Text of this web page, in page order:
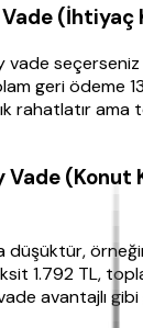
Vade (İhtiyaç
vade
geri ödeme
rahatlatır ama
Vade (Konut
düşüktür,
1.792 TL,
avantajlı